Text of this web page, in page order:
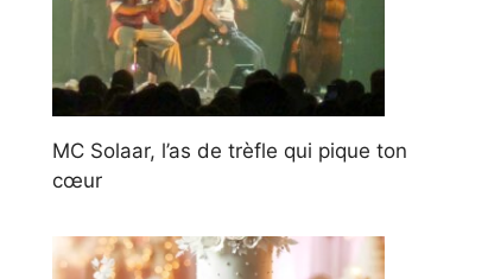
MC Solaar, l’as de trèfle qui pique ton
cœur